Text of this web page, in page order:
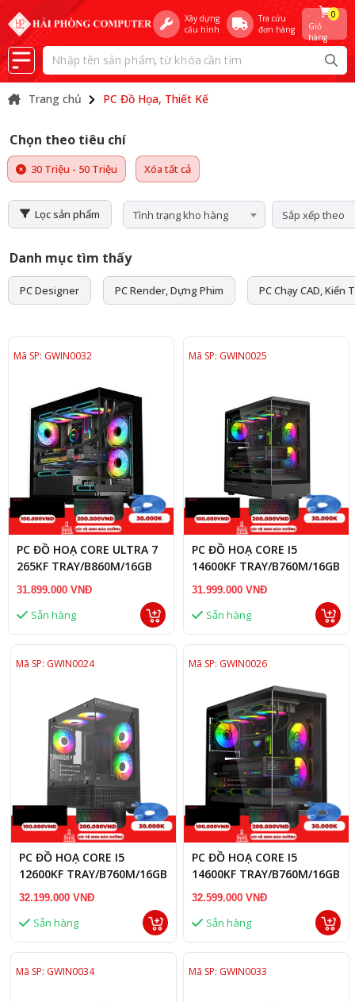
Xây dựng
cấu hình
Tra cứu
đơn hàng
Giỏ
hàng
0
Trang chủ PC Đồ Họa, Thiết Kế
Chọn theo tiêu chí
30 Triệu - 50 Triệu Xóa tất cả
Lọc sản phẩm Tình trạng kho hàng Sắp xếp theo
Danh mục tìm thấy
PC Designer PC Render, Dựng Phim PC Chạy CAD, Kiến
Mã SP: GWIN0032
PC ĐỒ HOẠ CORE ULTRA 7
265KF TRAY/B860M/16GB
RAM DDR5/RTX 5050 8GB
31.899.000 VNĐ
Sẵn hàng
Mã SP: GWIN0025
PC ĐỒ HOẠ CORE I5
14600KF TRAY/B760M/16GB
RAM DDR5/RTX 5060 TI
31.999.000 VNĐ
Sẵn hàng
Mã SP: GWIN0024
PC ĐỒ HOẠ CORE I5
12600KF TRAY/B760M/16GB
RAM DDR5/RTX 5060 TI
32.199.000 VNĐ
Sẵn hàng
Mã SP: GWIN0026
PC ĐỒ HOẠ CORE I5
14600KF TRAY/B760M/16GB
RAM/RTX 5060 TI 16GB
32.599.000 VNĐ
Sẵn hàng
Mã SP: GWIN0034 Mã SP: GWIN0033